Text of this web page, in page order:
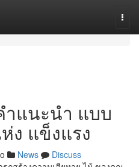
แนะนำ แบบ
ง แข็งแรง
News
Discuss